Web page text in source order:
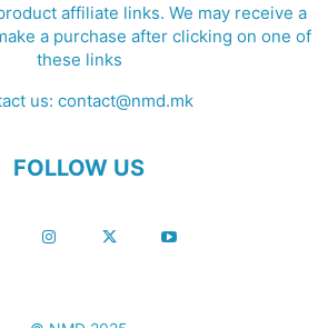
affiliate links. We may receive a
a purchase after clicking on one of
these links
us: contact@nmd.mk
FOLLOW US